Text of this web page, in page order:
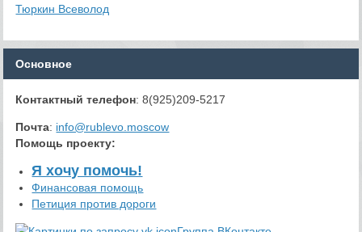
Тюркин Всеволод
Основное
Контактный телефон: 8(925)209-5217
Почта: info@rublevo.moscow
Помощь проекту:
Я хочу помочь!
Финансовая помощь
Петиция против дороги